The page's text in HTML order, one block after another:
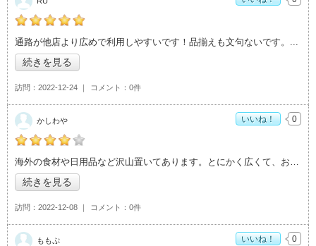
RUの「コストコ つくば倉庫店>」おすすめ度：5
通路が他店より広めで利用しやすいです！品揃えも文句ないです。
続きを見る
訪問 2022-12-24 コメント 0件
かしわやの「コストコ つくば倉庫店>」おすすめ度：4 海外の食材や日用品など沢山置いてあります。とにかく広くて、お店も品物も規模が大き
続きを見る
訪問 2022-12-08 コメント 0件
かしわや いいね！ 0
ももぷ いいね！ 0